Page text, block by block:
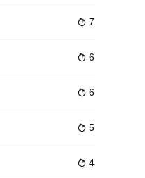
 7
 6
 6
 5
 4